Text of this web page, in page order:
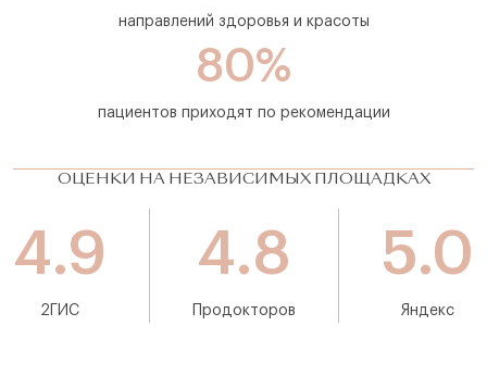
направлений здоровья и красоты
80%
пациентов приходят по рекомендации
ОЦЕНКИ НА НЕЗАВИСИМЫХ ПЛОЩАДКАХ
4.9
2ГИС
4.8
Продокторов
5.0
Яндекс